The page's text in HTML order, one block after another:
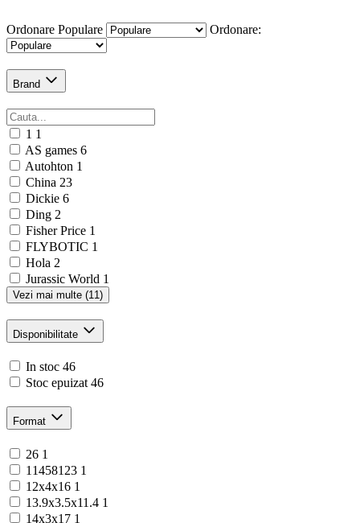
Ordonare Populare Ordonare:
Brand
1 1
AS games 6
Autohton 1
China 23
Dickie 6
Ding 2
Fisher Price 1
FLYBOTIC 1
Hola 2
Jurassic World 1
Vezi mai multe (11)
Disponibilitate
In stoc 46
Stoc epuizat 46
Format
26 1
11458123 1
12x4x16 1
13.9x3.5x11.4 1
14x3x17 1